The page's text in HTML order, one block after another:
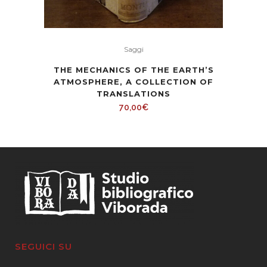
Saggi
THE MECHANICS OF THE EARTH’S
ATMOSPHERE, A COLLECTION OF
TRANSLATIONS
70,00€
SEGUICI SU